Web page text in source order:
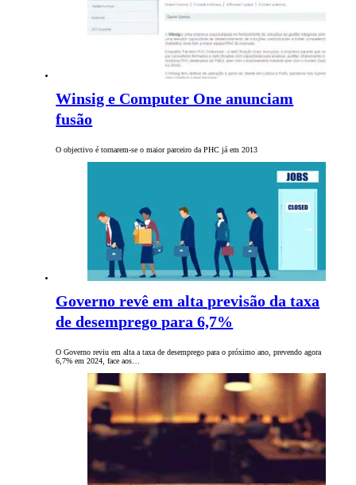
Winsig e Computer One anunciam
fusão
O objectivo é tornarem-se o maior parceiro da PHC já em 2013
Governo revê em alta previsão da taxa
de desemprego para 6,7%
O Governo reviu em alta a taxa de desemprego para o próximo ano, prevendo agora
6,7% em 2024, face aos…